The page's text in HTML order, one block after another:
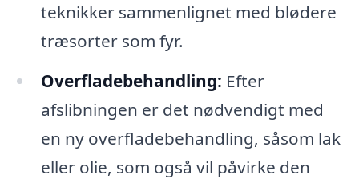
teknikker sammenlignet med blødere
træsorter som fyr.
Overfladebehandling: Efter
afslibningen er det nødvendigt med
en ny overfladebehandling, såsom lak
eller olie, som også vil påvirke den